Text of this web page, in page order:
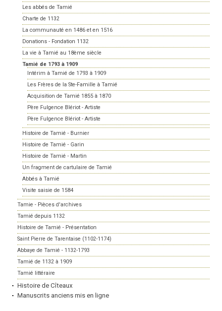
Les abbés de Tamié
Charte de 1132
La communauté en 1486 et en 1516
Donations - Fondation 1132
La vie à Tamié au 18ème siècle
Tamié de 1793 à 1909
Intérim à Tamié de 1793 à 1909
Les Frères de la Ste-Famille à Tamié
Acquisition de Tamié 1855 à 1870
Père Fulgence Blériot - Artiste
Père Fulgence Blériot - Artiste
Histoire de Tamié - Burnier
Histoire de Tamié - Garin
Histoire de Tamié - Martin
Un fragment de cartulaire de Tamié
Abbés à Tamié
Visite saisie de 1584
Tamie - Pièces d'archives
Tamié depuis 1132
Histoire de Tamié - Présentation
Saint Pierre de Tarentaise (1102-1174)
Abbaye de Tamié - 1132-1793
Tamié de 1132 à 1909
Tamié littéraire
Histoire de Cîteaux
Manuscrits anciens mis en ligne